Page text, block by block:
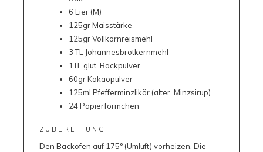
6 Eier (M)
125gr Maisstärke
125gr Vollkornreismehl
3 TL Johannesbrotkernmehl
1TL glut. Backpulver
60gr Kakaopulver
125ml Pfefferminzlikör (alter. Minzsirup)
24 Papierförmchen
ZUBEREITUNG
Den Backofen auf 175° (Umluft) vorheizen. Die